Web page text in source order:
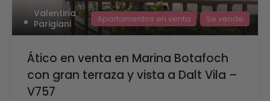
Valentina
Parigiani
Apartamentos en venta Se vende
Ático en venta en Marina Botafoch
con gran terraza y vista a Dalt Vila –
V757